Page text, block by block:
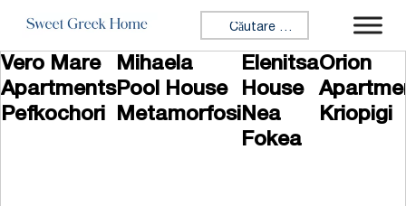
Caută:
Vero Mare
Apartments
Pefkochori
Mihaela
Pool House
Metamorfosi
Elenitsa
House
Nea
Fokea
Orion
Kriopigi